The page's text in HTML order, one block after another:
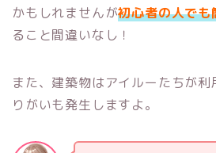
かもしれませんが初心者の人でも
ること間違いなし！
また、建築物はアイルーたちが
りがいも発生しますよ。